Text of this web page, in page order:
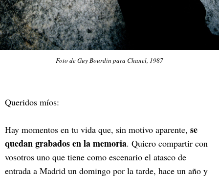
Foto de Guy Bourdin para Chanel, 1987
Queridos míos:
Hay momentos en tu vida que, sin motivo aparente, se
quedan grabados en la memoria. Quiero compartir con
vosotros uno que tiene como escenario el atasco de
entrada a Madrid un domingo por la tarde, hace un año y